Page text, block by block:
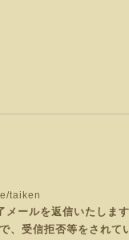
taiken
ールを返信いたしま
受信拒否等をされて